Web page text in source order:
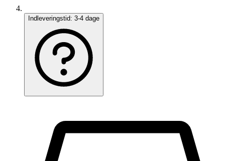
Indleveringstid: 3-4 dage